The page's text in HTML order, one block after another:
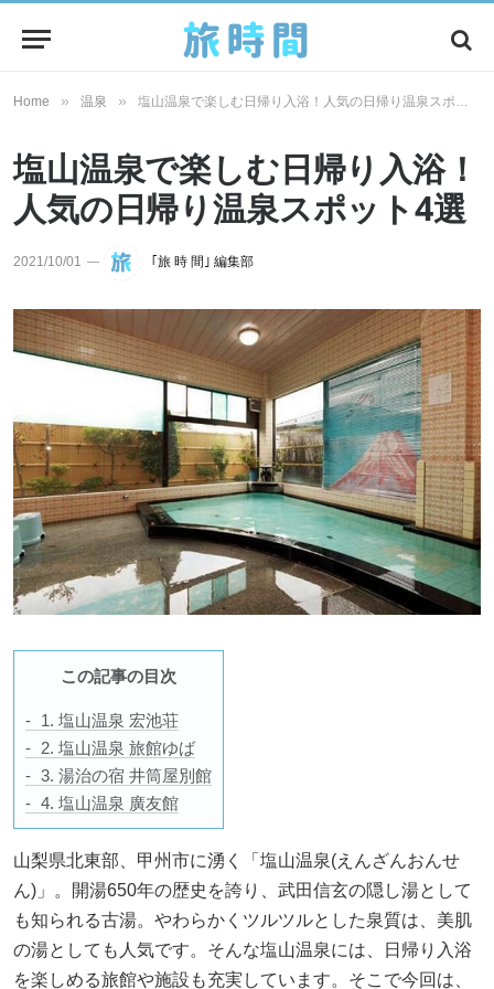
Home » 温泉 » 塩山温泉で楽しむ日帰り入浴！人気の日帰り温泉スポット4選
塩山温泉で楽しむ日帰り入浴！
人気の日帰り温泉スポット4選
2021/10/01 ｢旅 時 間｣ 編集部
この記事の目次
1. 塩山温泉 宏池荘
2. 塩山温泉 旅館ゆば
3. 湯治の宿 井筒屋別館
4. 塩山温泉 廣友館
山梨県北東部、甲州市に湧く「塩山温泉(えんざんおんせ
ん)」。開湯650年の歴史を誇り、武田信玄の隠し湯として
も知られる古湯。やわらかくツルツルとした泉質は、美肌
の湯としても人気です。そんな塩山温泉には、日帰り入浴
を楽しめる旅館や施設も充実しています。そこで今回は、